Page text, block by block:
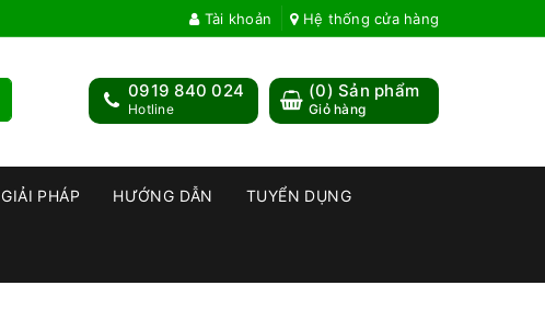
Tài khoản Hệ thống cửa hàng
(0) Sản phẩm
Giỏ hàng
0919 840 024
Hotline
GIẢI PHÁP HƯỚNG DẪN TUYỂN DỤNG